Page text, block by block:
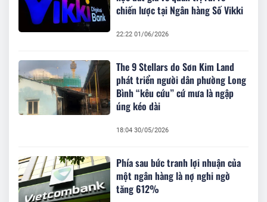
chiến lược tại Ngân hàng Số Vikki
22:22 01/06/2026
The 9 Stellars do Sơn Kim Land
phát triển người dân phường Long
Bình “kêu cứu” cứ mưa là ngập
úng kéo dài
18:04 30/05/2026
Phía sau bức tranh lợi nhuận của
một ngân hàng là nợ nghi ngờ
tăng 612%